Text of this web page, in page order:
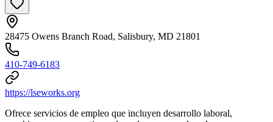
28475 Owens Branch Road, Salisbury, MD 21801
410-749-6183
https://lseworks.org
Ofrece servicios de empleo que incluyen desarrollo laboral,